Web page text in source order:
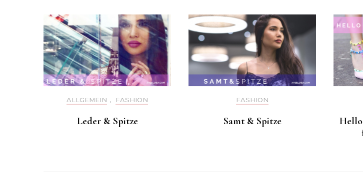
ALLGEMEIN , FASHION
Leder & Spitze
FASHION
Samt & Spitze
Hello